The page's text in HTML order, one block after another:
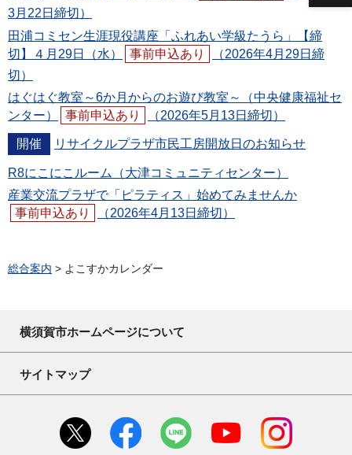
3月22日締切）
田浦コミセン生涯現役講座「ふれあい学級たうら」【締
切】４月29日（水）
事前申込あり
（2026年4月29日締
切）
はぐはぐ教室～6か月からのお遊び教室～（中央健康福祉セ
ンター）
事前申込あり （2026年5月13日締切）
開催 リサイクルプラザ市民工房開放日のお知らせ
R8にこにこルーム（大津コミュニティセンター）
産業交流プラザで「ピラティス」始めてみませんか
事前申込あり
（2026年4月13日締切）
総合案内 > よこすかカレンダー
横須賀市ホームページについて
サイトマップ